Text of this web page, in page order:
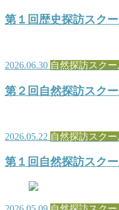
第１回歴史探訪スク
2026.06.30 自然探訪スク
第２回自然探訪スク
2026.05.22 自然探訪スク
第１回自然探訪スク